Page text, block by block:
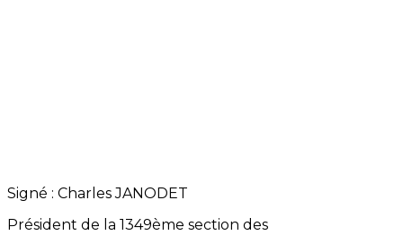
Signé : Charles JANODET
Président de la 1349ème section des